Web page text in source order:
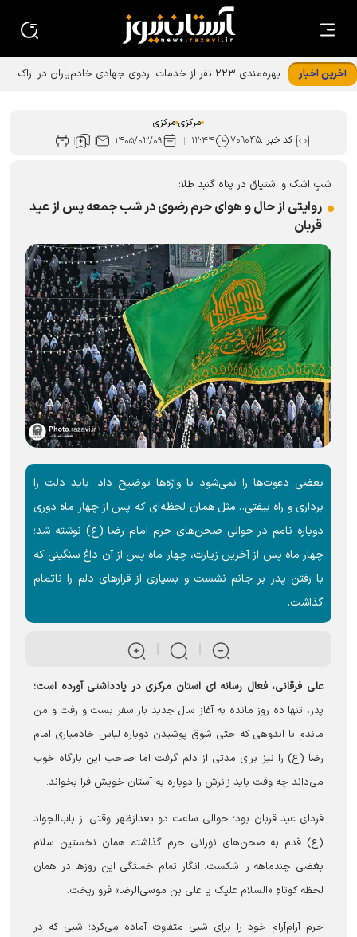
آخرین اخبار
مرکزی مرکزی
کد خبر :۷۰۹۰۴۵ ۱۲:۴۴ ۱۴۰۵/۰۳/۰۹
شبِ اشک و اشتیاق در پناه گنبد طلا؛
روایتی از حال و هوای حرم رضوی در شب جمعه پس از عید
قربان
بعضی دعوت‌ها را نمی‌شود با واژه‌ها توضیح داد؛ باید دلت را
برداری و راه بیفتی…مثل همان لحظه‌ای که پس از چهار ماه دوری
دوباره نامم در حوالی صحن‌های حرم امام رضا (ع) نوشته شد؛
چهار ماه پس از آخرین زیارت، چهار ماه پس از آن داغ سنگینی که
با رفتن پدر بر جانم نشست و بسیاری از قرارهای دلم را ناتمام
گذاشت.
علی فرقانی، فعال رسانه ای استان مرکزی در یادداشتی آورده است؛
پدر، تنها ده روز مانده به آغاز سال جدید بار سفر بست و رفت و من
ماندم با اندوهی که حتی شوق پوشیدن دوباره لباس خادمیاری امام
رضا (ع) را نیز برای مدتی از دلم گرفت اما صاحب این بارگاه خوب
می‌داند چه وقت باید زائرش را دوباره به آستان خویش فرا بخواند.
فردای عید قربان بود؛ حوالی ساعت دو بعدازظهر وقتی از باب‌الجواد
(ع) قدم به صحن‌های نورانی حرم گذاشتم همان نخستین سلام
بغضی چندماهه را شکست. انگار تمام خستگی این روزها در همان
لحظه کوتاهِ «السلام علیک یا علی بن موسی‌الرضا» فرو ریخت.
حرم آرام‌آرام خود را برای شبی متفاوت آماده می‌کرد؛ شبی که در